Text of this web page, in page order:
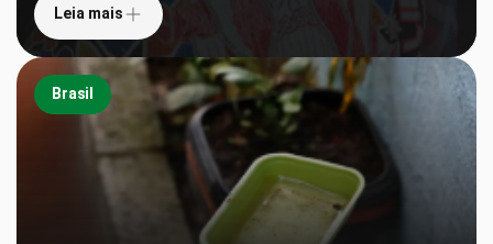
Leia mais
Brasil